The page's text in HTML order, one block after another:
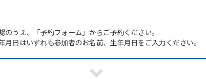
のうえ、「予約フォーム」からご予約ください。
月日はいずれも参加者のお名前、生年月日をご入力ください。